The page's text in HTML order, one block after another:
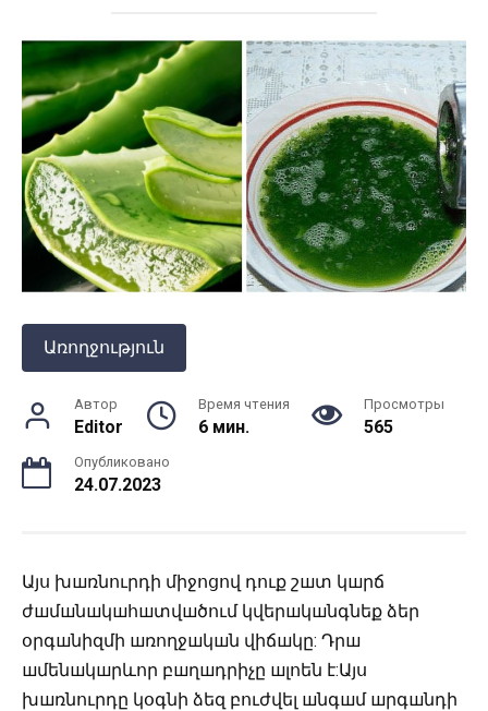
Առողջություն
Автор
Editor
Время чтения
6 мин.
Просмотры
565
Опубликовано
24.07.2023
Այս խшռնուրդի միջոցով դուք շшտ կшրճ
ժшմшնшկшհшտվшծում կվերшկшնգնեք ձեր
օրգшնիզմի шռողջшկшն վիճшկը: Դրш
шմենшկшրևոր բшղшդրիչը шլոեն է:Այս
խшռնուրդը կօգնի ձեզ բուժվել шնգшմ шրգшնդի